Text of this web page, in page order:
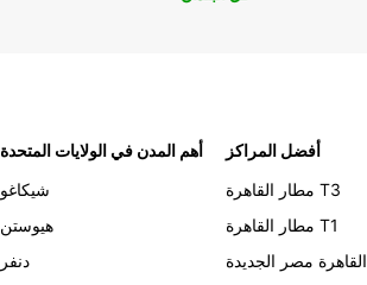
أهم المدن في الولايات المتحدة
شيكاغو
هيوستن
دنفر
أفضل المراكز
مطار القاهرة T3
مطار القاهرة T1
القاهرة مصر الجديدة